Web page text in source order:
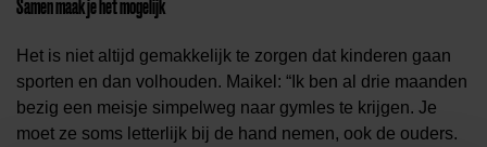
Samen maak je het mogelijk
Het is niet altijd gemakkelijk te zorgen dat kinderen gaan
sporten en dan volhouden. Maikel: “Ik ben al drie maanden
bezig een meisje simpelweg naar gymles te krijgen. Je
moet ze soms letterlijk bij de hand nemen, ook de ouders.